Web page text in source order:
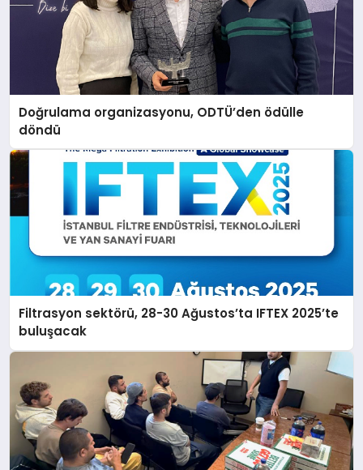
Doğrulama organizasyonu, ODTÜ’den ödülle
döndü
Filtrasyon sektörü, 28-30 Ağustos’ta IFTEX 2025’te
buluşacak